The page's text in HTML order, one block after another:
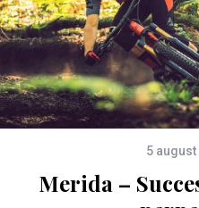
5 august
Merida –